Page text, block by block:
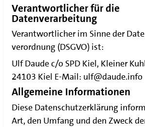
Verantwortlicher für die
Datenverarbeitung
Ver­ant­wort­li­cher im Sin­ne der
ver­ord­nung (DSGVO) ist:
Ulf Dau­de c/o SPD Kiel, Klei­ner
24103 Kiel E‑Mail: ulf@daude.info
Allgemeine Informationen
Die­se Daten­schutz­er­klä­rung
Art, den Umfang und den Zweck